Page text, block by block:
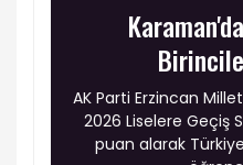
AK Parti Erzincan
2026 Liselere Geçiş
puan alarak